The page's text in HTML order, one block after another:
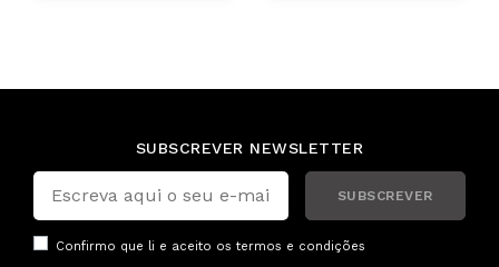
SUBSCREVER NEWSLETTER
SUBSCREVER
Confirmo que li e aceito os termos e condições